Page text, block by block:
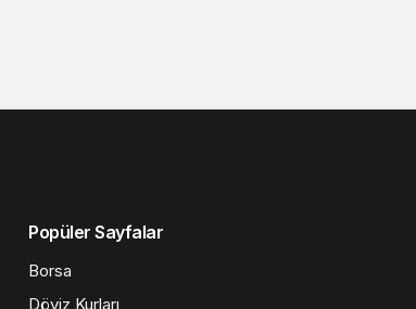
Popüler Sayfalar
Borsa
Döviz Kurları